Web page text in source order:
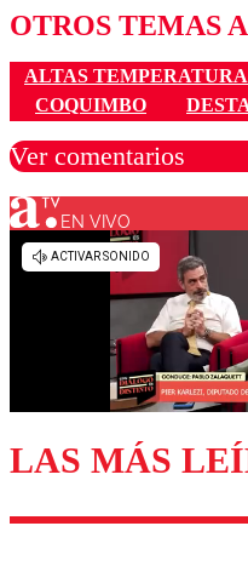
OTROS TEMAS
ALTAS
COQUIMBO
Ver comentarios
Los comentarios son
EN VIVO
LAS MÁS